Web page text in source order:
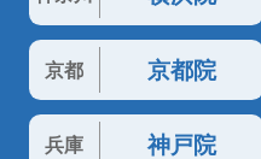
京都 京都院
兵庫 神戸院